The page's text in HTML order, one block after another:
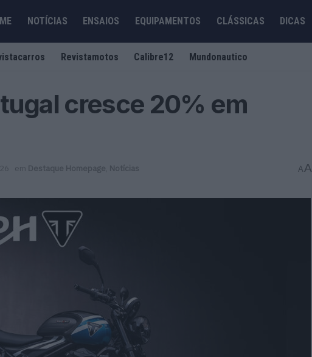
NOTÍCIAS ENSAIOS EQUIPAMENTOS CLÁSSICAS DICAS
Revistamotos Calibre12 Mundonautico
cresce 20% em
em Destaque Homepage Notícias AA